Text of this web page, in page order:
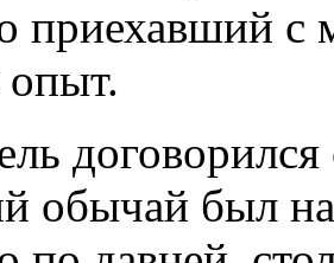
приехавший с
обычай был